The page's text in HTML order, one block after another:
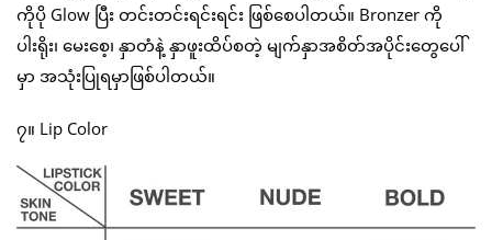
ကိုပို Glow ပြီး တင်းတင်းရင်းရင်း ဖြစ်စေပါတယ်။ Bronzer ကို
ပါးရိုး၊ မေးစေ့၊ နှာတံနဲ့ နှာဖူးထိပ်စတဲ့ မျက်နှာအစိတ်အပိုင်းတွေပေါ်
မှာ အသုံးပြုရမှာဖြစ်ပါတယ်။
၇။ Lip Color